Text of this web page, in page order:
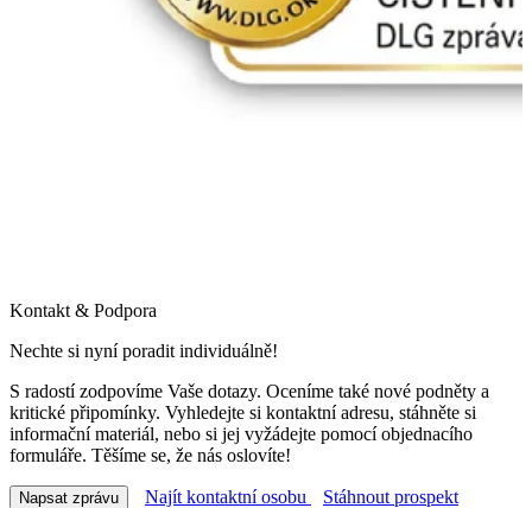
Kontakt & Podpora
Nechte si nyní poradit individuálně!
S radostí zodpovíme Vaše dotazy. Oceníme také nové podněty a
kritické připomínky. Vyhledejte si kontaktní adresu, stáhněte si
informační materiál, nebo si jej vyžádejte pomocí objednacího
formuláře. Těšíme se, že nás oslovíte!
Napsat zprávu Najít kontaktní osobu Stáhnout prospekt